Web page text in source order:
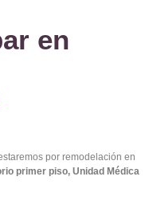
en
por remodelación en
primer piso, Unidad Médica